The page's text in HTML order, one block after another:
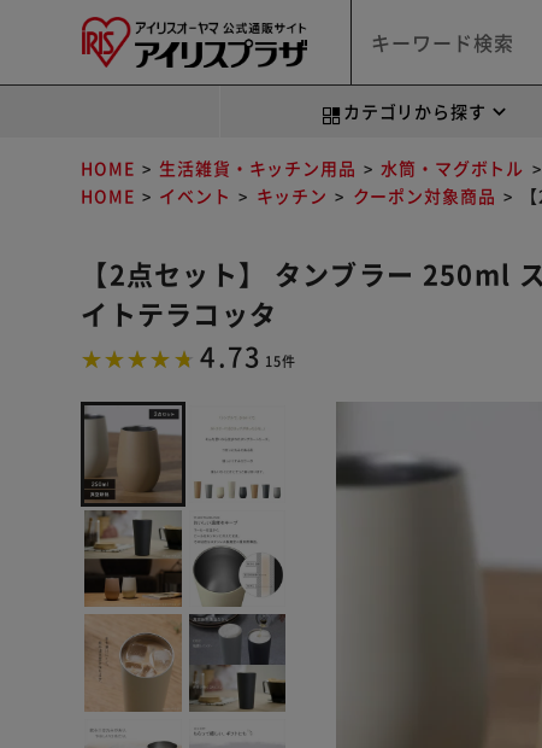
カテゴリから探す
HOME 生活雑貨・キッチン用品 水筒・マグボトル
HOME
イベント キッチン クーポン対象商品
【2点セット】 タンブラー 250ml
イトテラコッタ
4.73 15件